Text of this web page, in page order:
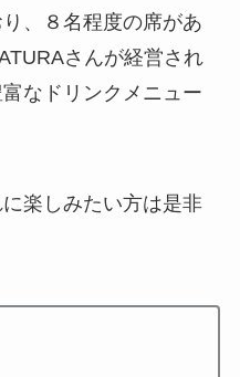
、８名程度の席があ
さんが経営され
なドリンクメニュー
楽しみたい方は是非